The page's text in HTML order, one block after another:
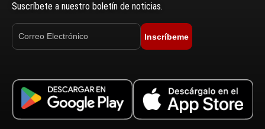
Suscríbete a nuestro boletín de noticias.
Inscríbeme